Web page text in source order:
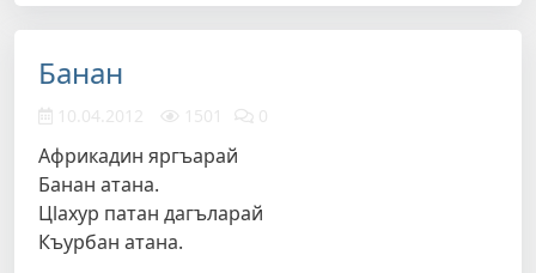
Банан
10.04.2012 1501 0
Африкадин яргъарай
Банан атана.
Цlахур патан дагъларай
Къурбан атана.